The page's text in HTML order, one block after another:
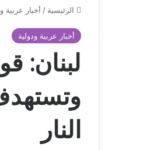
الرئيسية / أخبار عربية
أخبار عربية ودولية
لبنان:
النار